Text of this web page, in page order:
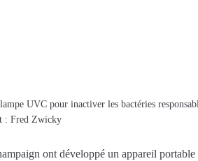
UVC pour inactiver les bactéries
: Fred Zwicky
ont développé un appareil